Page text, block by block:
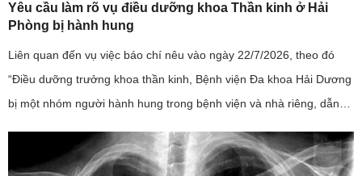
Yêu cầu làm rõ vụ điều dưỡng khoa Thần kinh ở Hải
Phòng bị hành hung
Liên quan đến vụ việc báo chí nêu vào ngày 22/7/2026, theo đó
“Điều dưỡng trưởng khoa thần kinh, Bệnh viện Đa khoa Hải Dương
bị một nhóm người hành hung trong bệnh viện và nhà riêng, dẫn